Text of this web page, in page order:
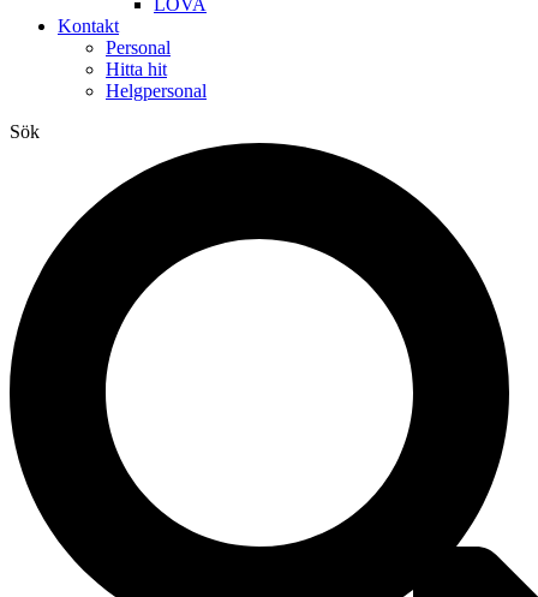
LOVA
Kontakt
Personal
Hitta hit
Helgpersonal
Sök